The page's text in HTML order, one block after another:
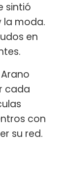
sintió
la moda.
en
cada
con
su red.